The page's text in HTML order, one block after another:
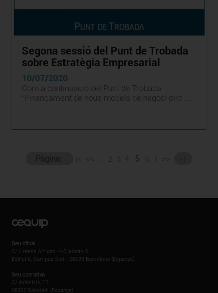
Segona sessió del Punt de Trobada
sobre Estratègia Empresarial
10/07/2020
Com a continuació del Punt de Trobada
“Finançament de nous models de negoci circ ...
2 3 4 5 >>
Seu ofical
C/ Llorens Artigas, 4-6, planta 0
Edifici U, Campus Sud - 08028 Barcelona (Espanya)
Seu operativa
C/ Indústria, 16
08202 Sabadell (Espanya)